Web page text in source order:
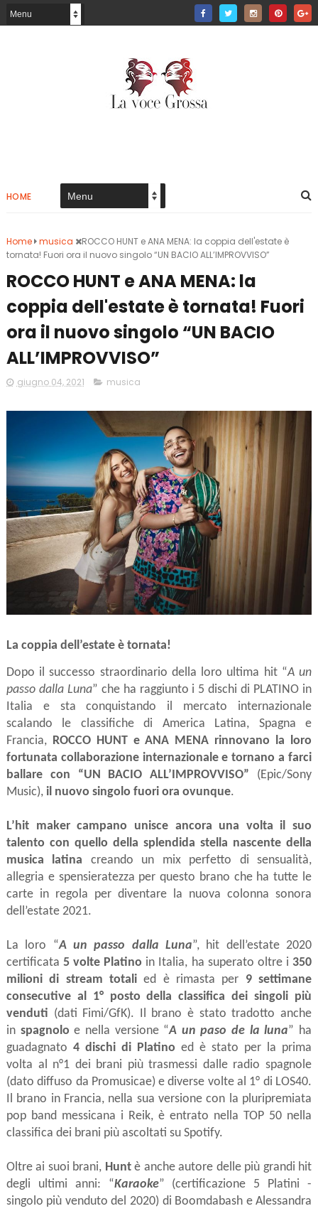
HOME
Home musica
ROCCO HUNT e ANA MENA: la coppia dell'estate è
tornata! Fuori ora il nuovo singolo “UN BACIO ALL’IMPROVVISO”
ROCCO HUNT e ANA MENA: la
coppia dell'estate è tornata! Fuori
ora il nuovo singolo “UN BACIO
ALL’IMPROVVISO”
giugno 04, 2021 musica
La coppia dell’estate è tornata!
Dopo il successo straordinario della loro ultima hit “A un
passo dalla Luna” che ha raggiunto i 5 dischi di PLATINO in
Italia e sta conquistando il mercato internazionale
scalando le classifiche di America Latina, Spagna e
Francia, ROCCO HUNT e ANA MENA rinnovano la loro
fortunata collaborazione internazionale e tornano a farci
ballare con “UN BACIO ALL’IMPROVVISO” (Epic/Sony
Music), il nuovo singolo fuori ora ovunque.
L’hit maker campano
unisce ancora una volta il suo
talento con quello della splendida stella nascente della
musica latina creando un mix perfetto di sensualità,
allegria e spensieratezza per questo brano che ha tutte le
carte in regola per diventare la nuova colonna sonora
dell’estate 2021.
La loro “A un passo dalla Luna”, hit dell’estate 2020
certificata5 volte Platino in Italia, ha superato oltre i 350
milioni di stream totalied è rimasta per 9 settimane
consecutive al 1° posto della classifica dei singoli più
venduti (dati Fimi/GfK). Il brano è stato tradotto anche
in spagnolo e nella versione “A un paso de la luna” ha
guadagnato 4 dischi di Platino ed è stato per la prima
volta al n°1 dei brani più trasmessi dalle radio spagnole
(dato diffuso da Promusicae) e diverse volte al 1° di LOS40.
Il brano in Francia, nella sua versione con la pluripremiata
pop band messicana i Reik,è entrato nella TOP 50 nella
classifica dei brani più ascoltati su Spotify.
Oltre ai suoi brani, Huntè anche autore delle più grandi hit
degli ultimi anni: “Karaoke” (certificazione 5 Platini -
singolo più venduto del 2020) di Boomdabash e Alessandra